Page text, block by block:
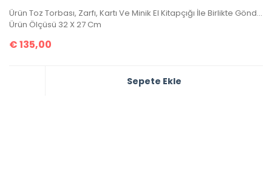
Ürün Toz Torbası, Zarfı, Kartı Ve Minik El Kitapçığı İle Birlikte Gönderilecektir.
Ürün Ölçüsü 32 X 27 Cm
€135,00
Sepete Ekle